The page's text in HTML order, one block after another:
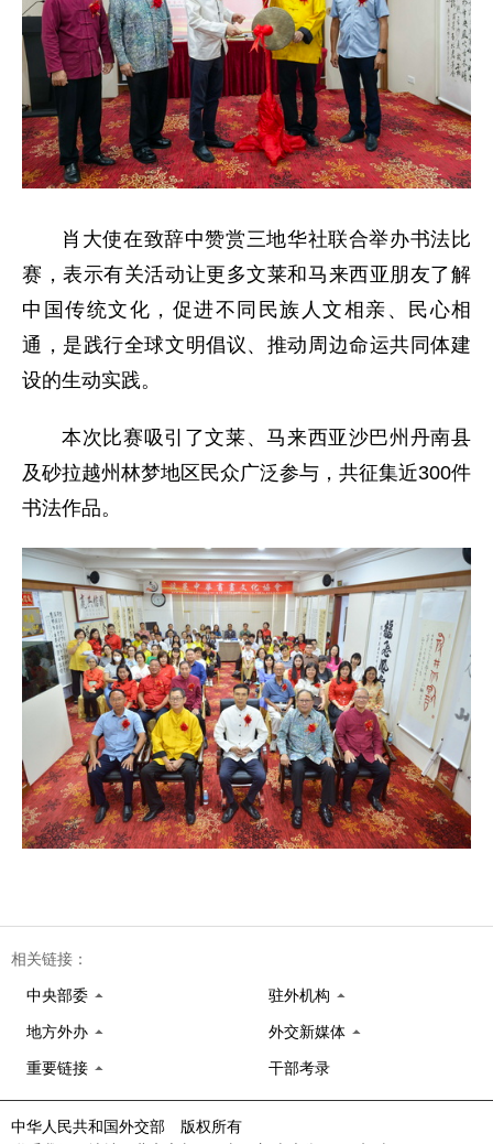
肖大使在致辞中赞赏三地华社联合举办书法比
赛，表示有关活动让更多文莱和马来西亚朋友了解
中国传统文化，促进不同民族人文相亲、民心相
通，是践行全球文明倡议、推动周边命运共同体建
设的生动实践。
本次比赛吸引了文莱、马来西亚沙巴州丹南县
及砂拉越州林梦地区民众广泛参与，共征集近300件
书法作品。
相关链接：
中央部委 驻外机构
地方外办 外交新媒体
重要链接 干部考录
中华人民共和国外交部 版权所有